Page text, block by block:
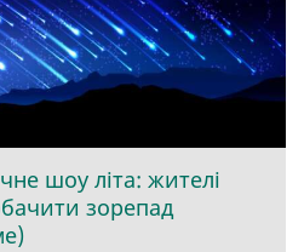
шоу літа: жителі
зорепад